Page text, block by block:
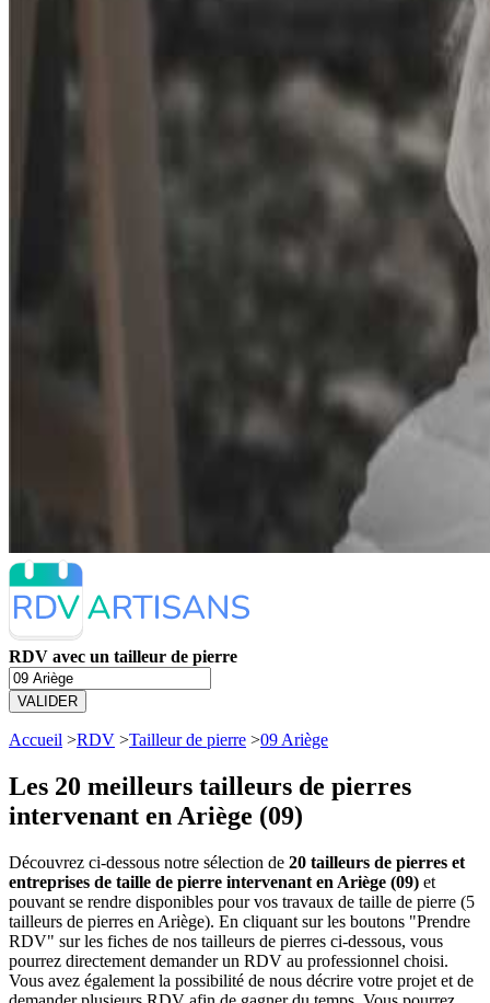
RDV avec un tailleur de pierre
VALIDER
Accueil >RDV >Tailleur de pierre >09 Ariège
Les 20 meilleurs tailleurs de pierres
intervenant en Ariège (09)
Découvrez ci-dessous notre sélection de 20 tailleurs de pierres et
entreprises de taille de pierre intervenant en Ariège (09) et
pouvant se rendre disponibles pour vos travaux de taille de pierre (5
tailleurs de pierres en Ariège). En cliquant sur les boutons "Prendre
RDV" sur les fiches de nos tailleurs de pierres ci-dessous, vous
pourrez directement demander un RDV au professionnel choisi.
Vous avez également la possibilité de nous décrire votre projet et de